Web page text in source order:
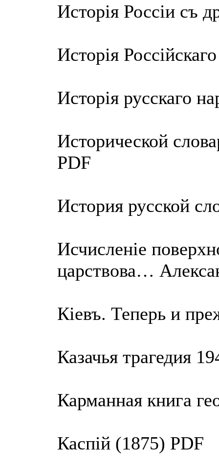
Исторiя Россiи съ
Исторiя
Исторiя русскаго
Исторической
PDF
История русской
Исчисленiе
царствова…
Кiевъ. Теперь и
Казачья трагедия
Карманная книга
Каспiй (1875) PDF